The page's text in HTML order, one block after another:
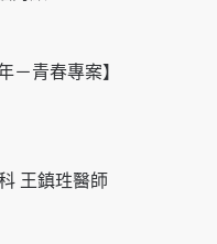
－青春專案】
王鎮珄醫師